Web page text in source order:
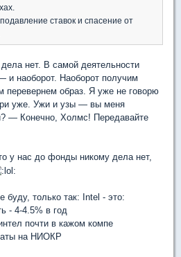
ставок и спасение от
нет. В самой деятельности
и наоборот. Наоборот получим
перевернем образ. Я уже не говорю
уже. Ужи и узы — вы меня
— Конечно, Холмс! Передавайте
у нас до фонды никому дела нет,
буду, только так: Intel - это:
- 4-4.5% в год
почти в кажом компе
на НИОКР